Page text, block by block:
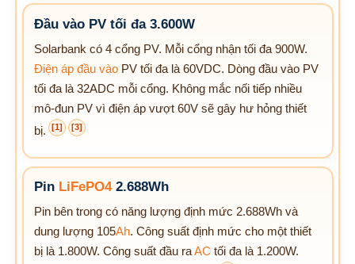
Đầu vào PV tối đa 3.600W
Solarbank có 4 cổng PV. Mỗi cổng nhận tối đa 900W.
Điện áp đầu vào PV tối đa là 60VDC. Dòng đầu vào PV
tối đa là 32ADC mỗi cổng. Không mắc nối tiếp nhiều
mô-đun PV vì điện áp vượt 60V sẽ gây hư hỏng thiết
bị.
[1] [3]
Pin LiFePO42.688Wh
Pin bên trong có năng lượng định mức 2.688Wh và
dung lượng 105Ah. Công suất định mức cho một thiết
bị là 1.800W. Công suất đầu raAC tối đa là 1.200W.